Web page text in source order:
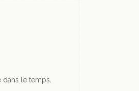
le temps.